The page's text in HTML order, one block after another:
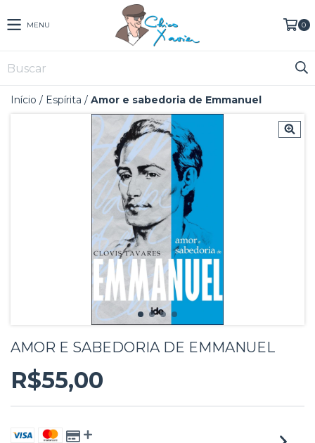
MENU 0
Início / Espírita / Amor e sabedoria de Emmanuel
AMOR E SABEDORIA DE EMMANUEL
R$55,00